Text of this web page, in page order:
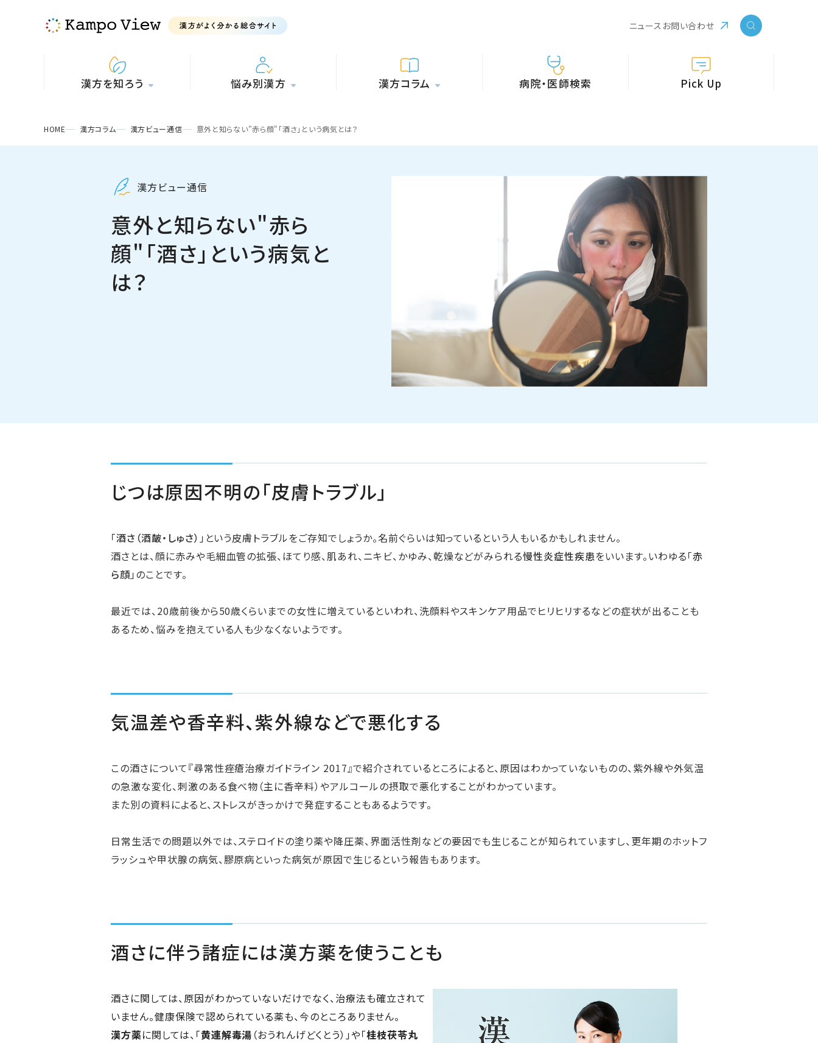
ニュース お問い合わせ
漢方を知ろう 悩み別漢方 漢方コラム 病院・医師検索 Pick Up
HOME 漢方コラム 漢方ビュー通信 意外と知らない"赤ら顔"「酒さ」という病気とは？
漢方ビュー通信
意外と知らない"赤ら
顔"「酒さ」という病気と
は？
じつは原因不明の「皮膚トラブル」
「酒さ（酒皶・しゅさ） 」という皮膚トラブルをご存知でしょうか。名前ぐらいは知っているという人もいるかもしれません。
酒さとは、顔に赤みや毛細血管の拡張、ほてり感、肌あれ、ニキビ、かゆみ、乾燥などがみられる慢性炎症性疾患をいいます。いわゆる「赤
ら顔 」のことです。
最近では、20歳前後から50歳くらいまでの女性に増えているといわれ、洗顔料やスキンケア用品でヒリヒリするなどの症状が出ることも
あるため、悩みを抱えている人も少なくないようです。
気温差や香辛料、紫外線などで悪化する
この酒さについて『尋常性痤瘡治療ガイドライン 2017』で紹介されているところによると、原因はわかっていないものの、紫外線や外気温
の急激な変化、刺激のある食べ物（主に香辛料）やアルコールの摂取で悪化することがわかっています。
また別の資料によると、ストレスがきっかけで発症することもあるようです。
日常生活での問題以外では、ステロイドの塗り薬や降圧薬、界面活性剤などの要因でも生じることが知られていますし、更年期のホットフ
ラッシュや甲状腺の病気、膠原病といった病気が原因で生じるという報告もあります。
酒さに伴う諸症には漢方薬を使うことも
酒さに関しては、原因がわかっていないだけでなく、治療法も確立されて
いません。健康保険で認められている薬も、今のところありません。
漢方薬に関しては、「黄連解毒湯 （おうれんげどくとう）」や「桂枝茯苓丸